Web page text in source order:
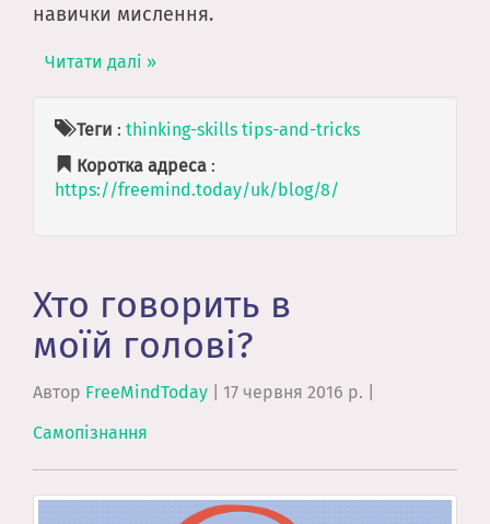
навички мислення.
Читати далі »
Теги : thinking-skills tips-and-tricks
Коротка адреса :
https://freemind.today/uk/blog/8/
Хто говорить в
моїй голові?
Автор FreeMindToday 17 червня 2016 р.
Самопізнання